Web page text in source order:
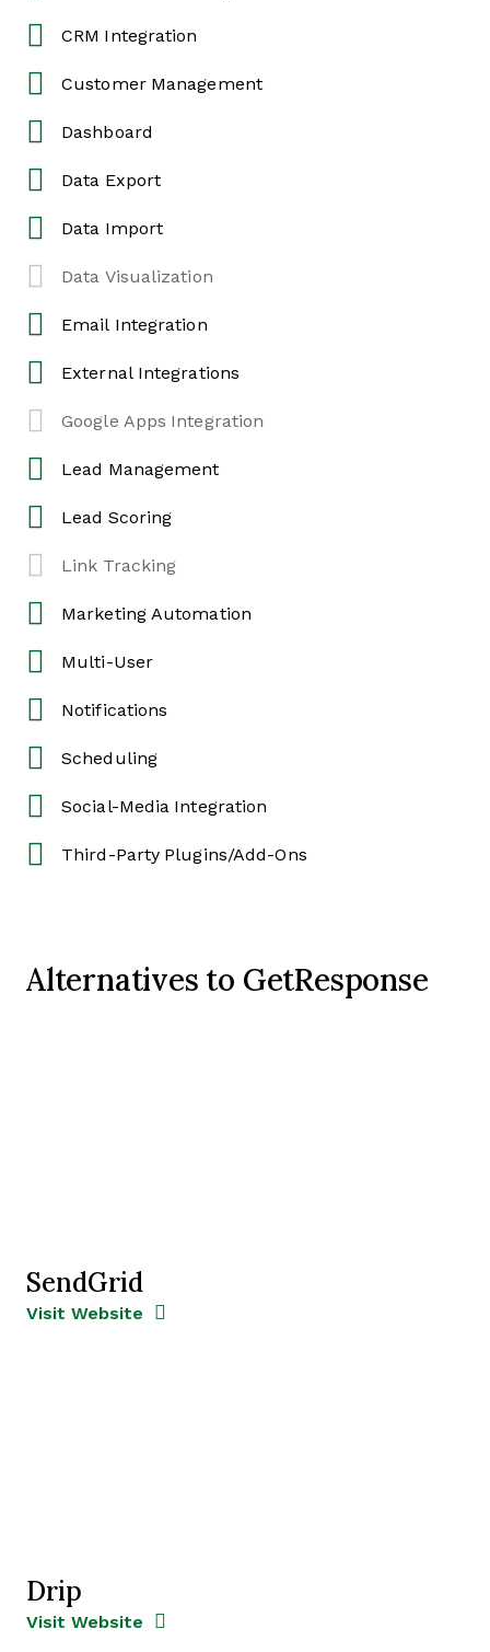
CRM Integration
Customer Management
Dashboard
Data Export
Data Import
Data Visualization
Email Integration
External Integrations
Google Apps Integration
Lead Management
Lead Scoring
Link Tracking
Marketing Automation
Multi-User
Notifications
Scheduling
Social-Media Integration
Third-Party Plugins/Add-Ons
Alternatives to GetResponse
SendGrid
Opens new window
Visit Website Opens New Window
Drip
Opens new window
Visit Website Opens New Window